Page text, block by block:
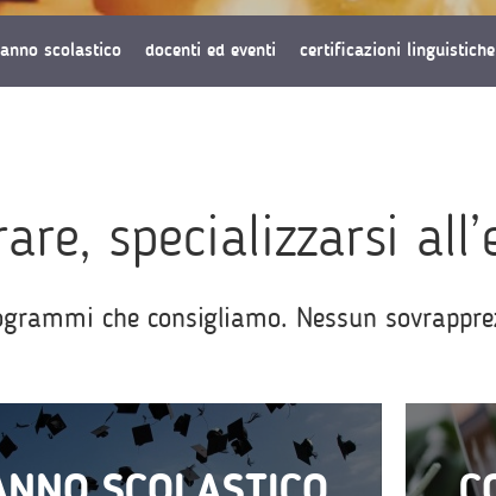
scolastico docenti ed eventi certificazioni linguistiche
specializzarsi
che consigliamo. Nessun